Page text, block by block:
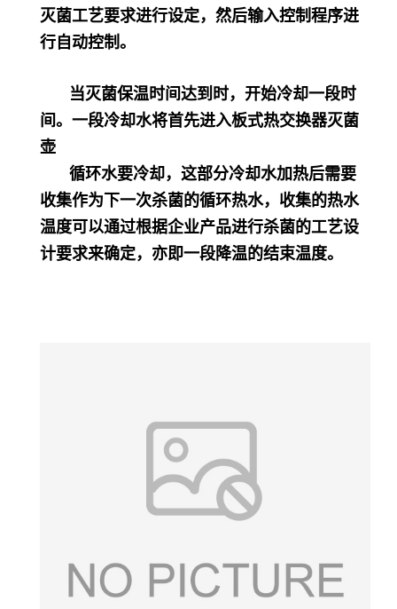
灭菌工艺要求进行设定，然后输入控制程序进
行自动控制。
当灭菌保温时间达到时，开始冷却一段时
间。一段冷却水将首先进入板式热交换器灭菌
壶
循环水要冷却，这部分冷却水加热后需要
收集作为下一次杀菌的循环热水，收集的热水
温度可以通过根据企业产品进行杀菌的工艺设
计要求来确定，亦即一段降温的结束温度。